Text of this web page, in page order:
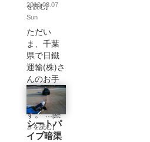
を読む]
2010.03.07
Sun
ただい
ま、千葉
県で日鐵
運輸(株)さ
んのお手
伝いをし
ていま
す。 ...[続
きを読む]
シートパ
イプ暗渠